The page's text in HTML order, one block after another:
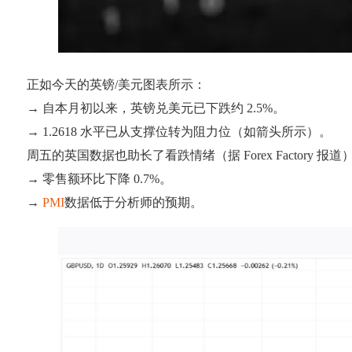
正如今天的英镑/美元图表所示：
→ 自本月初以来，英镑兑美元已下跌约 2.5%。
→ 1.2618 水平已从支撑位转为阻力位（如箭头所示）。
周五的英国数据也助长了看跌情绪（据 Forex Factory 报道
→ 零售额环比下降 0.7%。
→ PMI数据低于分析师的预期。